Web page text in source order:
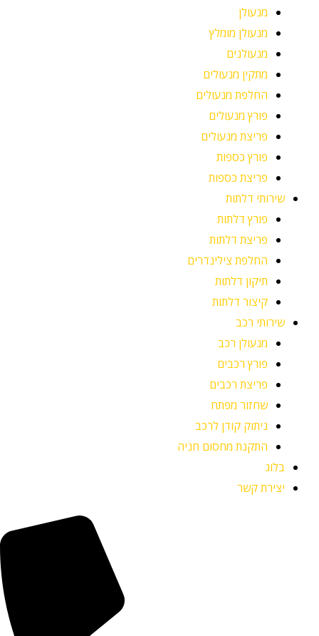
מנעולן
מנעולן מומלץ
מנעולנים
מתקין מנעולים
החלפת מנעולים
פורץ מנעולים
פריצת מנעולים
פורץ כספות
פריצת כספות
שירותי דלתות
פורץ דלתות
פריצת דלתות
החלפת צילינדרים
תיקון דלתות
קיצור דלתות
שירותי רכב
מנעולן רכב
פורץ רכבים
פריצת רכבים
שחזור מפתח
ניתוק קודן לרכב
התקנת מחסום חניה
בלוג
יצירת קשר